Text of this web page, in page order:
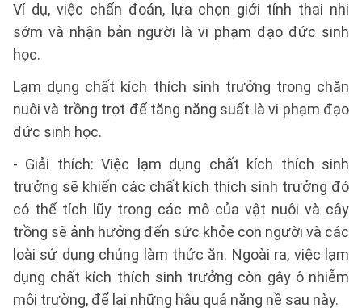
Ví dụ, việc chẩn đoán, lựa chọn giới tính thai nhi
sớm và nhận bản người là vi phạm đạo đức sinh
học.
Lạm dụng chất kích thích sinh trưởng trong chăn
nuôi và trồng trọt để tăng năng suất là vi phạm đạo
đức sinh học.
- Giải thích: Việc lạm dụng chất kích thích sinh
trưởng sẽ khiến các chất kích thích sinh trưởng đó
có thể tích lũy trong các mô của vật nuôi và cây
trồng sẽ ảnh hưởng đến sức khỏe con người và các
loài sử dụng chúng làm thức ăn. Ngoài ra, việc lạm
dụng chất kích thích sinh trưởng còn gây ô nhiễm
môi trường, để lại những hậu quả nặng nề sau này.